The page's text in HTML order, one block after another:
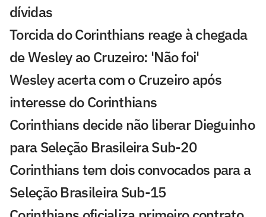
dívidas
Torcida do Corinthians reage à chegada
de Wesley ao Cruzeiro: 'Não foi'
Wesley acerta com o Cruzeiro após
interesse do Corinthians
Corinthians decide não liberar Dieguinho
para Seleção Brasileira Sub-20
Corinthians tem dois convocados para a
Seleção Brasileira Sub-15